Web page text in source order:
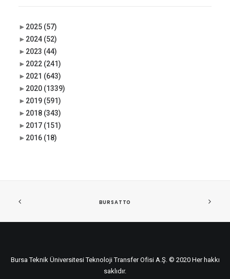
► 2025 (57)
► 2024 (52)
► 2023 (44)
► 2022 (241)
► 2021 (643)
► 2020 (1339)
► 2019 (591)
► 2018 (343)
► 2017 (151)
► 2016 (18)
BURSATTO
Bursa Teknik Üniversitesi Teknoloji Transfer Ofisi A.Ş. © 2020 Her hakkı
saklıdır.